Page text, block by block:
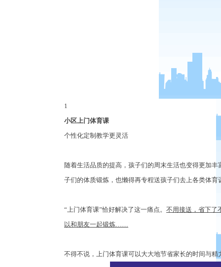
1
小区上门体育课
个性化定制教学更灵活
随着生活品质的提高，孩子们的周末生活也变得更加
子们的体质锻炼，也懒得再专程送孩子们去上各类体育
“上门体育课”恰好解决了这一痛点。 不用接送，省下了
以和朋友一起锻炼……
不得不说，上门体育课可以大大地节省家长的时间与